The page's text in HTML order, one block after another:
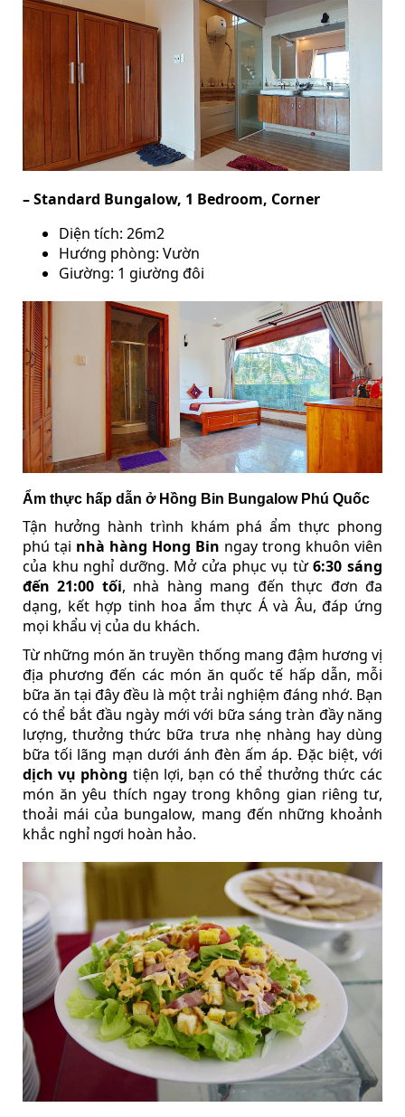
– Standard Bungalow, 1 Bedroom, Corner
Diện tích: 26m2
Hướng phòng: Vườn
Giường: 1 giường đôi
Ẩm thực hấp dẫn ở Hồng Bin Bungalow Phú Quốc
Tận hưởng hành trình khám phá ẩm thực phong
phú tại nhà hàng Hong Bin ngay trong khuôn viên
của khu nghỉ dưỡng. Mở cửa phục vụ từ6:30 sáng
đến 21:00 tối, nhà hàng mang đến thực đơn đa
dạng, kết hợp tinh hoa ẩm thực Á và Âu, đáp ứng
mọi khẩu vị của du khách.
Từ những món ăn truyền thống mang đậm hương vị
địa phương đến các món ăn quốc tế hấp dẫn, mỗi
bữa ăn tại đây đều là một trải nghiệm đáng nhớ. Bạn
có thể bắt đầu ngày mới với bữa sáng tràn đầy năng
lượng, thưởng thức bữa trưa nhẹ nhàng hay dùng
bữa tối lãng mạn dưới ánh đèn ấm áp. Đặc biệt, với
dịch vụ phòng tiện lợi, bạn có thể thưởng thức các
món ăn yêu thích ngay trong không gian riêng tư,
thoải mái của bungalow, mang đến những khoảnh
khắc nghỉ ngơi hoàn hảo.